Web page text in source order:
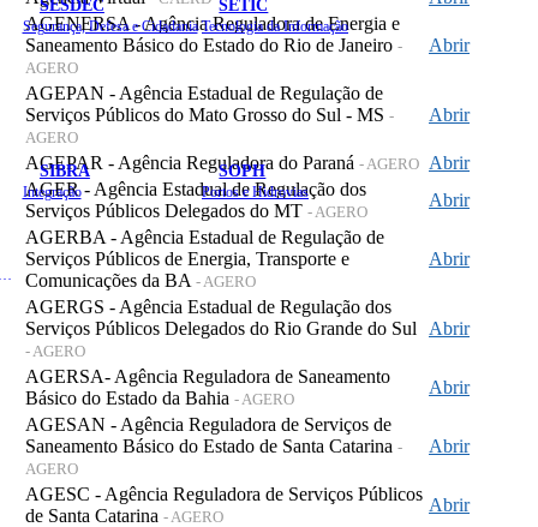
SESDEC
Segurança, Defesa e Cidadania
SETIC
Tecnologia da Informação
SIBRA
Integração
SOPH
Portos e Hidrovias
AGENERSA - Agência Reguladora de Energia e
Saneamento Básico do Estado do Rio de Janeiro -
AGERO
Abrir
AGEPAN - Agência Estadual de Regulação de
Serviços Públicos do Mato Grosso do Sul - MS -
AGERO
Abrir
AGEPAR - Agência Reguladora do Paraná - AGERO Abrir
AGER - Agência Estadual de Regulação dos
Serviços Públicos Delegados do MT - AGERO
Abrir
AGERBA - Agência Estadual de Regulação de
Serviços Públicos de Energia, Transporte e
Comunicações da BA - AGERO
Abrir
AGERGS - Agência Estadual de Regulação dos
Serviços Públicos Delegados do Rio Grande do Sul
- AGERO
Abrir
AGERSA- Agência Reguladora de Saneamento
Básico do Estado da Bahia - AGERO
Abrir
AGESAN - Agência Reguladora de Serviços de
Saneamento Básico do Estado de Santa Catarina -
AGERO
Abrir
AGESC - Agência Reguladora de Serviços Públicos
de Santa Catarina - AGERO
Abrir